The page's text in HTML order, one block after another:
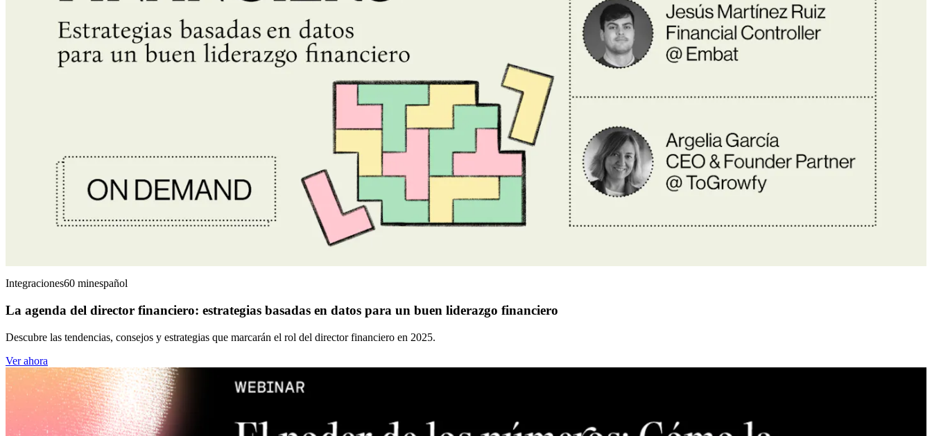
Integraciones60 minespañol
La agenda del director financiero: estrategias basadas en datos para un buen liderazgo financiero
Descubre las tendencias, consejos y estrategias que marcarán el rol del director financiero en 2025.
Ver ahora